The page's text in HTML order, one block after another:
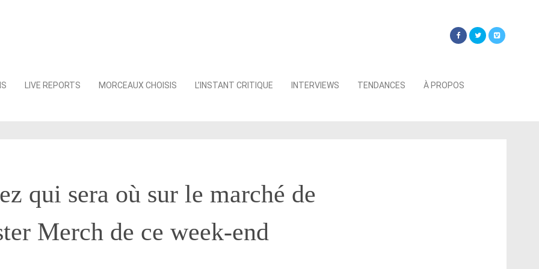
LIVE REPORTS MORCEAUX CHOISIS L’INSTANT CRITIQUE INTERVIEWS TENDANCES À PROPOS
qui sera où sur le marché de
Merch de ce week-end